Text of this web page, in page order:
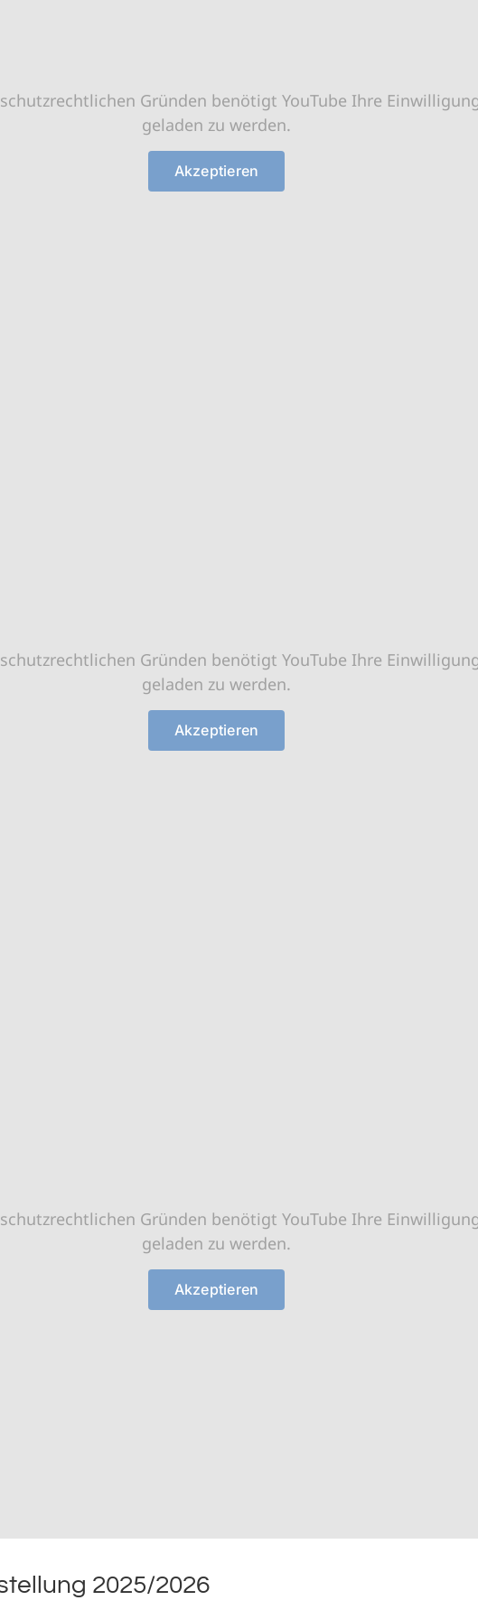
Gründen benötigt YouTube Ihre
geladen zu werden.
Akzeptieren
Gründen benötigt YouTube Ihre
geladen zu werden.
Akzeptieren
Gründen benötigt YouTube Ihre
geladen zu werden.
Akzeptieren
2025/2026